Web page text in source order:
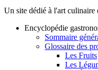
Un site dédié à l'art culinaire
Encyclopédie
Sommaire
Glossaire des
Les Fruits
Les